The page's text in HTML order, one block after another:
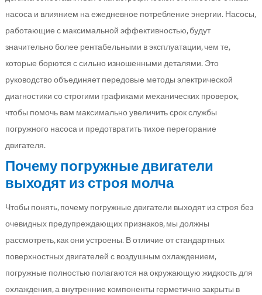
насоса и влиянием на ежедневное потребление энергии. Насосы,
работающие с максимальной эффективностью, будут
значительно более рентабельными в эксплуатации, чем те,
которые борются с сильно изношенными деталями. Это
руководство объединяет передовые методы электрической
диагностики со строгими графиками механических проверок,
чтобы помочь вам максимально увеличить срок службы
погружного насоса и предотвратить тихое перегорание
двигателя.
Почему погружные двигатели
выходят из строя молча
Чтобы понять, почему погружные двигатели выходят из строя без
очевидных предупреждающих признаков, мы должны
рассмотреть, как они устроены. В отличие от стандартных
поверхностных двигателей с воздушным охлаждением,
погружные полностью полагаются на окружающую жидкость для
охлаждения, а внутренние компоненты герметично закрыты в